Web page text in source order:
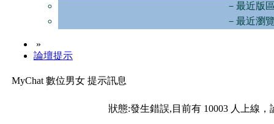
－最近版
－最近瀏
»
論壇提示
MyChat 數位男女 提示訊息
狀態:發生錯誤,目前有 10003 人上線